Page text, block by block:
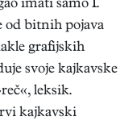
imati samo I.
od bitnih pojava
grafijskih
svoje kajkavske
leksik.
kajkavski